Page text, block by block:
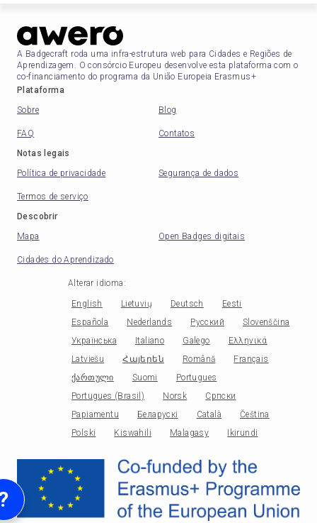
A Badgecraft roda uma infra-estrutura web para Cidades e Regiões de
Aprendizagem. O consórcio Europeu desenvolve esta plataforma com o
co-financiamento do programa da União Europeia Erasmus+
Plataforma
Sobre
Blog
FAQ
Contatos
Notas legais
Política de privacidade
Segurança de dados
Termos de serviço
Descobrir
Mapa
Open Badges digitais
Cidades do Aprendizado
Alterar idioma :
English Lietuvių Deutsch
Eesti
Española
Nederlands Русский
Slovenščina
Українська
Italiano Galego
Ελληνικά
Latviešu
Հայերեն Română
Français
ქართული
Suomi
Portugues
Portugues (Brasil)
Norsk
Српски
Papiamentu
Беларускі Català
Čeština
Polski
Kiswahili Malagasy Ikirundi